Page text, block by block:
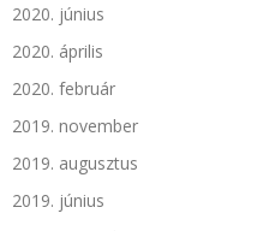
2020. június
2020. április
2020. február
2019. november
2019. augusztus
2019. június